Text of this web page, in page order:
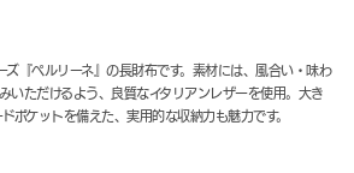
ズ『ペルリーネ』の長財布です。素材には、風合い・味わ
いただけるよう、良質なイタリアンレザーを使用。大き
ポケットを備えた、実用的な収納力も魅力です。